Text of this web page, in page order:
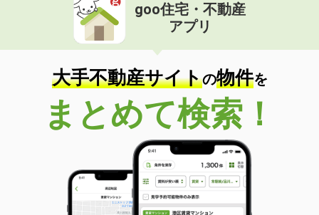
goo住宅・不動産
アプリ
大手不動産サイトの物件を
まとめて検索！